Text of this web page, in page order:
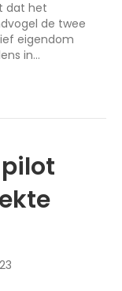
dat het
de twee
eigendom
in…